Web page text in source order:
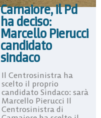
Camaiore, il Pd
ha deciso:
Marcello Pierucci
candidato
sindaco
Il Centrosinistra ha
scelto il proprio
candidato Sindaco: sarà
Marcello Pierucci Il
Centrosinistra di